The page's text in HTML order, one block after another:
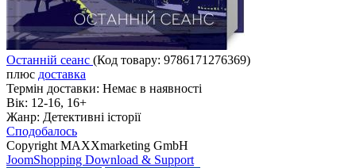
Останній сеанс (Код товару: 9786171276369)
плюс доставка
Термін доставки: Немає в наявності
Вік: 12-16, 16+
Жанр: Детективні історії
Сподобалось
Copyright MAXXmarketing GmbH
JoomShopping Download & Support